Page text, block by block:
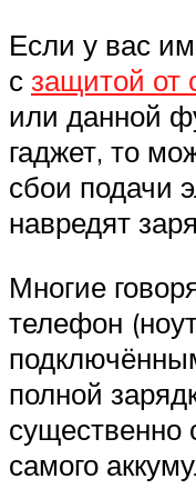
Если у вас
с защитой от
или данной
гаджет, то
сбои подачи
навредят
Многие
телефон
полной
существенно
самого